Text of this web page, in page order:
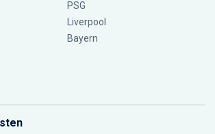
PSG
Liverpool
Bayern